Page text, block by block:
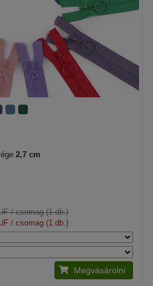
2,7 cm
/ csomag (1 db.)
/ csomag (1 db.)
Megvásárolni